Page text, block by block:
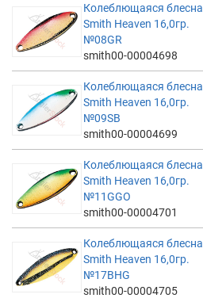
Колеблющаяся блесна
Smith Heaven 16,0гр.
№08GR
smith00-00004698
Колеблющаяся блесна
Smith Heaven 16,0гр.
№09SB
smith00-00004699
Колеблющаяся блесна
Smith Heaven 16,0гр.
№11GGO
smith00-00004701
Колеблющаяся блесна
Smith Heaven 16,0гр.
№17BHG
smith00-00004705